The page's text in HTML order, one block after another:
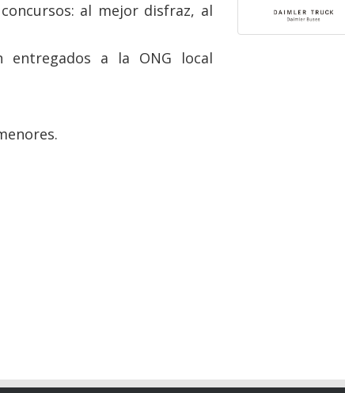
al mejor disfraz, al
entregados a la ONG local